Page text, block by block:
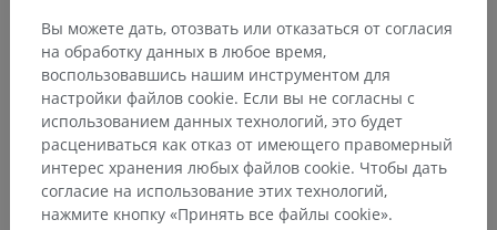
Анатомическая иерархия
Анатомия человека 2
Анатомия человека 1
Вы можете дать, отозвать или отказаться от согласия
на обработку данных в любое время,
воспользовавшись нашим инструментом для
настройки файлов cookie. Если вы не согласны с
использованием данных технологий, это будет
расцениваться как отказ от имеющего правомерный
интерес хранения любых файлов cookie. Чтобы дать
согласие на использование этих технологий,
нажмите кнопку «Принять все файлы cookie».